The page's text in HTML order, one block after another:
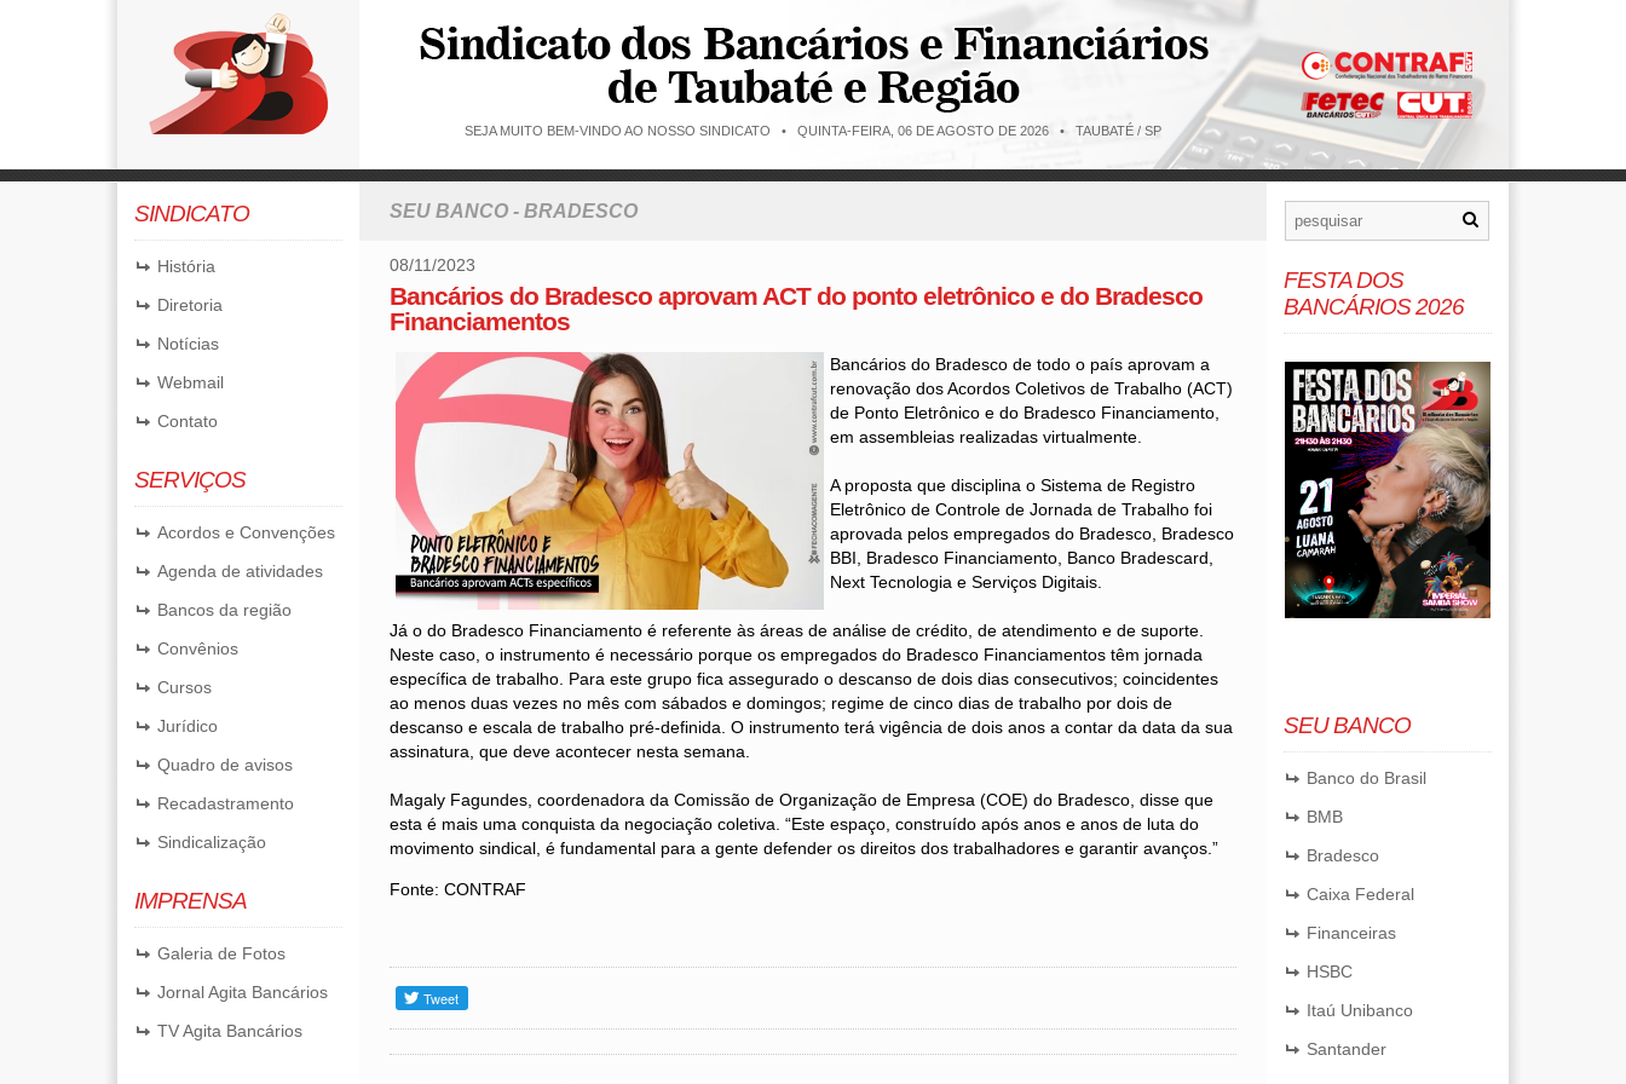
SEJA MUITO BEM-VINDO AO NOSSO SINDICATO • QUINTA-FEIRA, 06 DE AGOSTO DE 2026 • TAUBATÉ / SP
SINDICATO
História
Diretoria
Notícias
Webmail
Contato
SERVIÇOS
Acordos e Convenções
Agenda de atividades
Bancos da região
Convênios
Cursos
Jurídico
Quadro de avisos
Recadastramento
Sindicalização
IMPRENSA
Galeria de Fotos
Jornal Agita Bancários
TV Agita Bancários
SEU BANCO - BRADESCO
08/11/2023
Bancários do Bradesco aprovam ACT do ponto eletrônico e do Bradesco
Financiamentos
Bancários do Bradesco de todo o país aprovam a
renovação dos Acordos Coletivos de Trabalho (ACT)
de Ponto Eletrônico e do Bradesco Financiamento,
em assembleias realizadas virtualmente.
A proposta que disciplina o Sistema de Registro
Eletrônico de Controle de Jornada de Trabalho foi
aprovada pelos empregados do Bradesco, Bradesco
BBI, Bradesco Financiamento, Banco Bradescard,
Next Tecnologia e Serviços Digitais.
Já o do Bradesco Financiamento é referente às áreas de análise de crédito, de atendimento e de suporte.
Neste caso, o instrumento é necessário porque os empregados do Bradesco Financiamentos têm jornada
específica de trabalho. Para este grupo fica assegurado o descanso de dois dias consecutivos; coincidentes
ao menos duas vezes no mês com sábados e domingos; regime de cinco dias de trabalho por dois de
descanso e escala de trabalho pré-definida. O instrumento terá vigência de dois anos a contar da data da sua
assinatura, que deve acontecer nesta semana.
Magaly Fagundes, coordenadora da Comissão de Organização de Empresa (COE) do Bradesco, disse que
esta é mais uma conquista da negociação coletiva. “Este espaço, construído após anos e anos de luta do
movimento sindical, é fundamental para a gente defender os direitos dos trabalhadores e garantir avanços.”
Fonte: CONTRAF
FESTA DOS
BANCÁRIOS 2026
SEU BANCO
Banco do Brasil
BMB
Bradesco
Caixa Federal
Financeiras
HSBC
Itaú Unibanco
Santander